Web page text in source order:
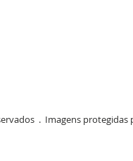
. Imagens